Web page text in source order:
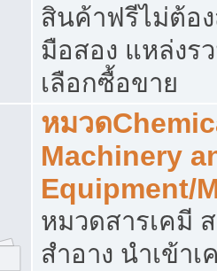
สินค้าฟรีไม่ต้อ
มือสอง แหล่งร
เลือกซื้อขาย
หมวด
Machinery
Equipment/
หมวดสารเคมี
สำอาง นำเข้